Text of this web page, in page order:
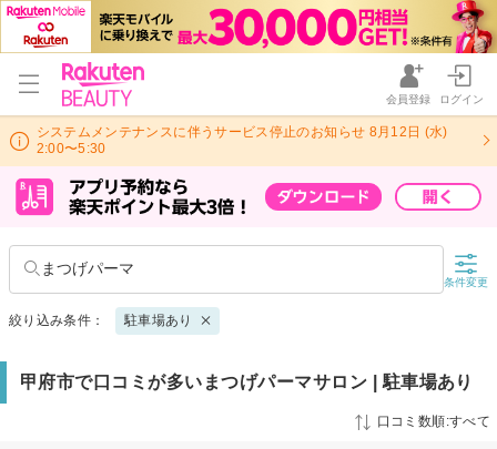
会員登録 ログイン
システムメンテナンスに伴うサービス停止のお知らせ 8月12日 (水)
2:00〜5:30
まつげパーマ
条件変更
絞り込み条件： 駐車場あり
甲府市で口コミが多いまつげパーマサロン | 駐車場あり
口コミ数順:すべて